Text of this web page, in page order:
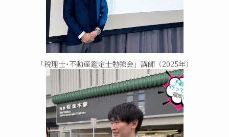
「税理士･不動産鑑定士勉強会」講師（2025年）